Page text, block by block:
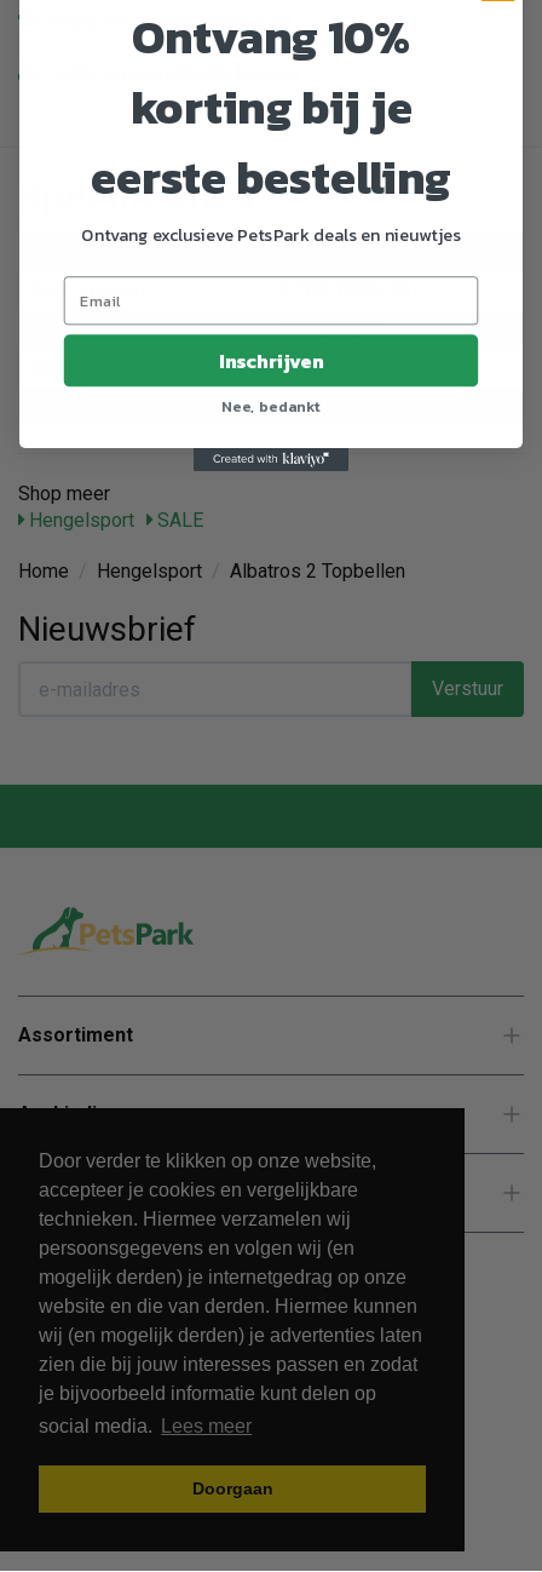
Door verder te klikken op onze website,
accepteer je cookies en vergelijkbare
technieken. Hiermee verzamelen wij
persoonsgegevens en volgen wij (en
mogelijk derden) je internetgedrag op onze
website en die van derden. Hiermee kunnen
wij (en mogelijk derden) je advertenties laten
zien die bij jouw interesses passen en zodat
je bijvoorbeeld informatie kunt delen op
social media.
Lees meer
Doorgaan
Gratis Verzending vanaf € 39,-
Specificaties
Artikelnummer
Dier
Hengelsport
Albatros
Metallic
Shop meer
Hengelsport
SALE
Home Hengelsport Albatros 2 Topbellen
Nieuwsbrief
Verstuur
Assortiment
Aanbiedingen
Klantenservice
© 2026 - PetsPark.nl.
Ontvang 10%
korting bij je
eerste bestelling
Ontvang exclusieve PetsPark deals en nieuwtjes
Inschrijven
Nee, bedankt